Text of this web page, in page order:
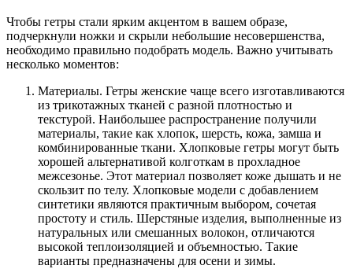
Чтобы гетры стали ярким акцентом в вашем образе,
подчеркнули ножки и скрыли небольшие несовершенства,
необходимо правильно подобрать модель. Важно учитывать
несколько моментов:
Материалы. Гетры женские чаще всего изготавливаются
из трикотажных тканей с разной плотностью и
текстурой. Наибольшее распространение получили
материалы, такие как хлопок, шерсть, кожа, замша и
комбинированные ткани. Хлопковые гетры могут быть
хорошей альтернативой колготкам в прохладное
межсезонье. Этот материал позволяет коже дышать и не
скользит по телу. Хлопковые модели с добавлением
синтетики являются практичным выбором, сочетая
простоту и стиль. Шерстяные изделия, выполненные из
натуральных или смешанных волокон, отличаются
высокой теплоизоляцией и объемностью. Такие
варианты предназначены для осени и зимы.